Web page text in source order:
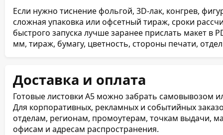
Если нужно тиснение фольгой, 3D-лак, конгрев,
сложная упаковка или офсетный тираж, сроки
быстрого запуска лучше заранее прислать макет в
мм, тираж, бумагу, цветность, стороны печати,
Доставка и оплата
Готовые листовки А5 можно забрать самовывозом
Для корпоративных, рекламных и событийных
отделам, регионам, промоутерам, точкам выдачи,
офисам и адресам распространения.